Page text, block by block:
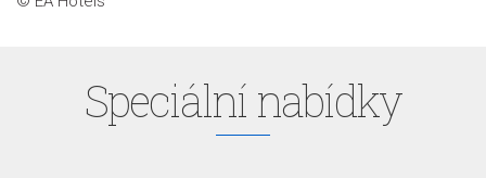
Speciální nabídky